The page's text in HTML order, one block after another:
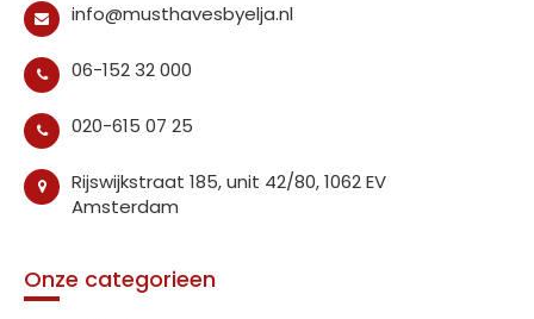
info@musthavesbyelja.nl
06-152 32 000
020-615 07 25
Rijswijkstraat 185, unit 42/80, 1062 EV
Amsterdam
Onze categorieen